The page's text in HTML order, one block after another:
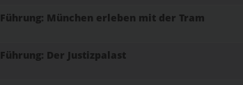
Führung: München erleben mit der Tram
Führung: Der Justizpalast